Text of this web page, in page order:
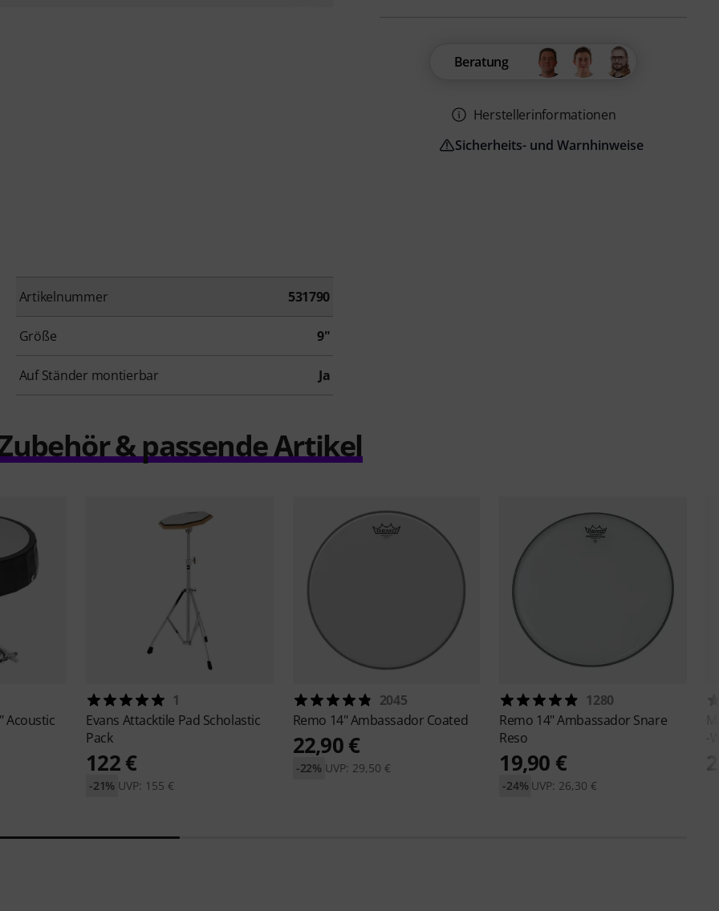
Artikelnummer 531790
Größe 9"
Auf Ständer montierbar Ja
Beratung
Herstellerinformationen
Sicherheits- und Warnhinweise
& passende Artikel
Acoustic
1
Evans Attacktile Pad Scholastic
Pack
122 €
UVP: 155 €
-21%
2045
Remo 14" Ambassador Coated
22,90 €
UVP: 29,50 €
-22%
1280
Remo 14" Ambassador Snare
Reso
19,90 €
UVP: 26,30 €
-24%
-